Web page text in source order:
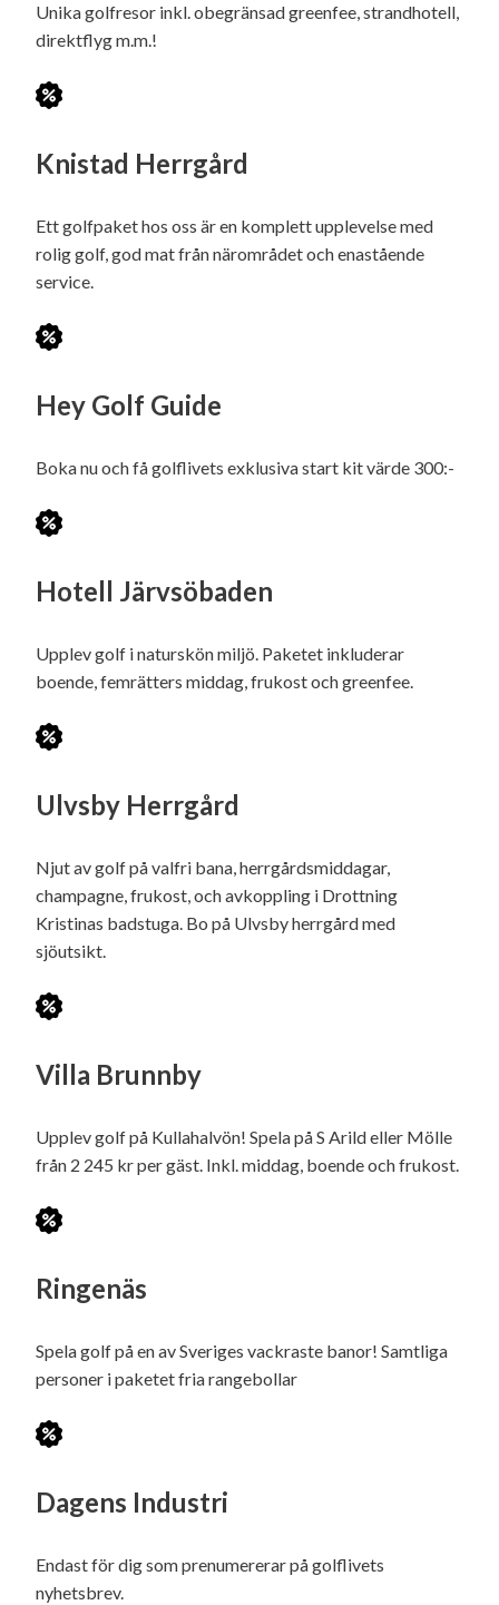
Unika golfresor inkl. obegränsad greenfee, strandhotell,
direktflyg m.m.!
Knistad Herrgård
Ett golfpaket hos oss är en komplett upplevelse med
rolig golf, god mat från närområdet och enastående
service.
Hey Golf Guide
Boka nu och få golflivets exklusiva start kit värde 300:-
Hotell Järvsöbaden
Upplev golf i naturskön miljö. Paketet inkluderar
boende, femrätters middag, frukost och greenfee.
Ulvsby Herrgård
Njut av golf på valfri bana, herrgårdsmiddagar,
champagne, frukost, och avkoppling i Drottning
Kristinas badstuga. Bo på Ulvsby herrgård med
sjöutsikt.
Villa Brunnby
Upplev golf på Kullahalvön! Spela på S Arild eller Mölle
från 2 245 kr per gäst. Inkl. middag, boende och frukost.
Ringenäs
Spela golf på en av Sveriges vackraste banor! Samtliga
personer i paketet fria rangebollar
Dagens Industri
Endast för dig som prenumererar på golflivets
nyhetsbrev.